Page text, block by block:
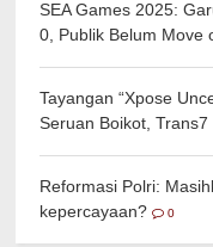
SEA Games 2025:
0, Publik Belum Move
Tayangan “Xpose
Seruan Boikot,
Reformasi Polri:
kepercayaan?
0